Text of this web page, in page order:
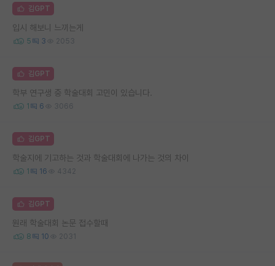
김GPT
입시 해보니 느끼는게
5 3 2053
김GPT
학부 연구생 중 학술대회 고민이 있습니다.
1 6 3066
김GPT
학술지에 기고하는 것과 학술대회에 나가는 것의 차이
1 16 4342
김GPT
원래 학술대회 논문 접수할때
8 10 2031